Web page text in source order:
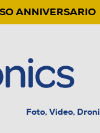
ANNIVERSARIO
Foto, Video, Droni